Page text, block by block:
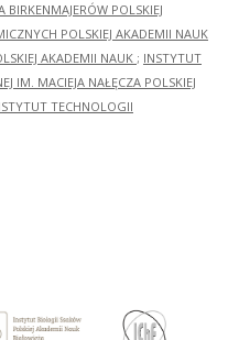
POLSKIEJ
POLSKIEJ AKADEMII NAUK
AKADEMII NAUK ; INSTYTUT
IM. MACIEJA NAŁĘCZA POLSKIEJ
TECHNOLOGII